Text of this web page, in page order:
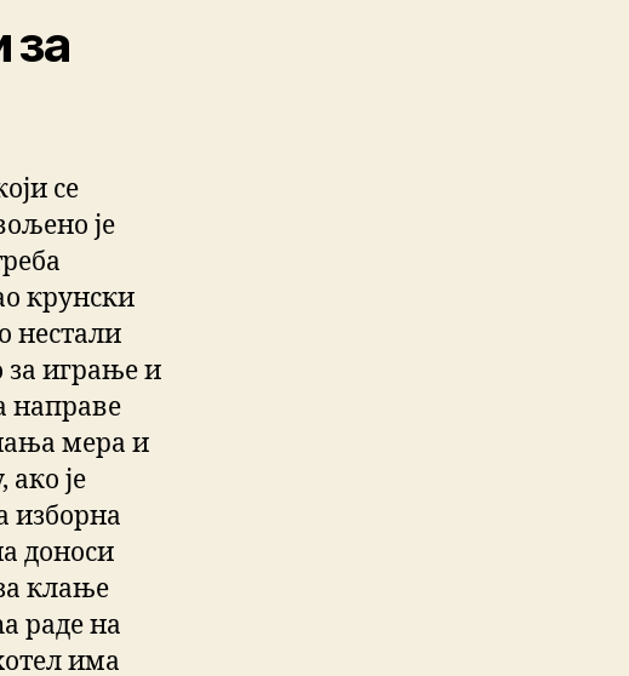
за
се
је
крунски
нестали
за играње и
направе
мера и
је
изборна
доноси
клање
раде на
има